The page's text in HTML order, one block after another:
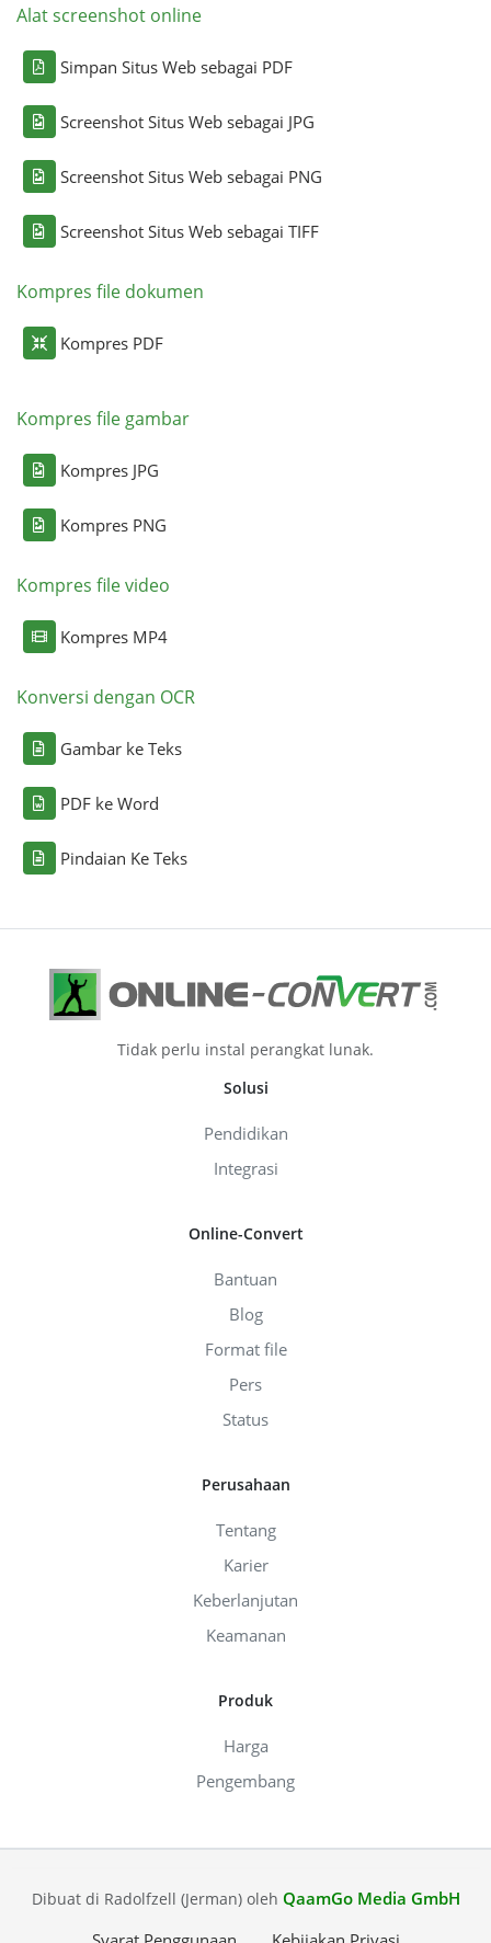
Alat screenshot online
Simpan Situs Web sebagai PDF
Screenshot Situs Web sebagai JPG
Screenshot Situs Web sebagai PNG
Screenshot Situs Web sebagai TIFF
Kompres file dokumen
Kompres PDF
Kompres file gambar
Kompres JPG
Kompres PNG
Kompres file video
Kompres MP4
Konversi dengan OCR
Gambar ke Teks
PDF ke Word
Pindaian Ke Teks
Tidak perlu instal perangkat lunak.
Solusi
Pendidikan
Integrasi
Online-Convert
Bantuan
Blog
Format file
Pers
Status
Perusahaan
Tentang
Karier
Keberlanjutan
Keamanan
Produk
Harga
Pengembang
Dibuat di Radolfzell (Jerman) oleh QaamGo Media GmbH